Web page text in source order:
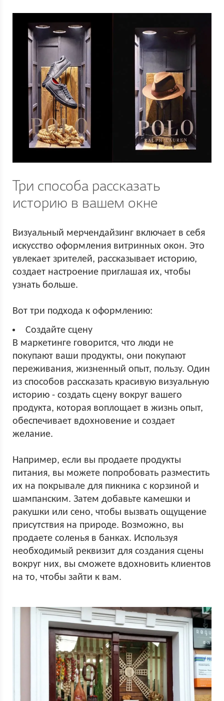
Три способа рассказать
историю в вашем окне
Визуальный мерчендайзинг включает в себя
искусство оформления витринных окон. Это
увлекает зрителей, рассказывает историю,
создает настроение приглашая их, чтобы
узнать больше.
Вот три подхода к оформлению:
Создайте сцену
В маркетинге говорится, что люди не
покупают ваши продукты, они покупают
переживания, жизненный опыт, пользу. Один
из способов рассказать красивую визуальную
историю - создать сцену вокруг вашего
продукта, которая воплощает в жизнь опыт,
обеспечивает вдохновение и создает
желание.
Например, если вы продаете продукты
питания, вы можете попробовать разместить
их на покрывале для пикника с корзиной и
шампанским. Затем добавьте камешки и
ракушки или сено, чтобы вызвать ощущение
присутствия на природе. Возможно, вы
продаете соленья в банках. Используя
необходимый реквизит для создания сцены
вокруг них, вы сможете вдохновить клиентов
на то, чтобы зайти к вам.